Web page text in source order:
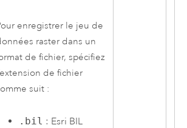
enregistrer le jeu de
raster dans un
de fichier, spécifiez
de fichier
suit :
.bil : Esri BIL